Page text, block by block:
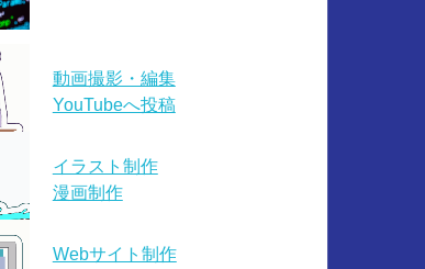
動画撮影・編集
YouTubeへ投稿
イラスト制作
漫画制作
Webサイト制作